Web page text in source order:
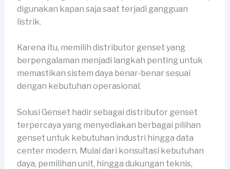
digunakan kapan saja saat terjadi gangguan
listrik.
Karena itu, memilih distributor genset yang
berpengalaman menjadi langkah penting untuk
memastikan sistem daya benar-benar sesuai
dengan kebutuhan operasional.
Solusi Genset hadir sebagai distributor genset
terpercaya yang menyediakan berbagai pilihan
genset untuk kebutuhan industri hingga data
center modern. Mulai dari konsultasi kebutuhan
daya, pemilihan unit, hingga dukungan teknis,